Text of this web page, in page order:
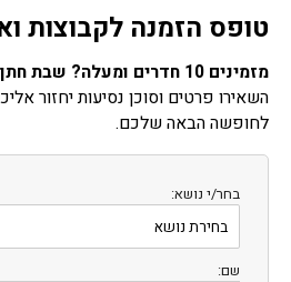
טופס הזמנה לקבוצות
מזמינים 10 חדרים ומעלה? שבת חתן?
השאירו פרטים וסוכן נסיעות יחזור
לחופשה הבאה שלכם.
בחר/י נושא:
שם: